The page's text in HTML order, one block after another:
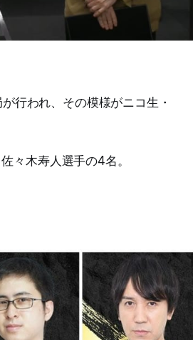
行われ、その模様がニコ生・
々木寿人選手の4名。